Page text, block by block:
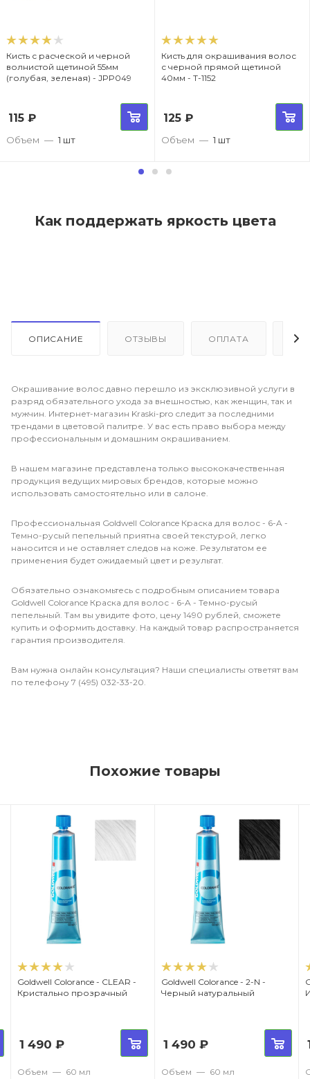
Кисть с расческой и черной
волнистой щетиной 55мм
(голубая, зеленая) - JPP049
115 ₽
Объем — 1 шт
Кисть для окрашивания волос
с черной прямой щетиной
40мм - T-1152
125₽
Объем — 1 шт
Как поддержать яркость цвета
ОПИСАНИЕ ОТЗЫВЫ ОПЛАТА
Окрашивание волос давно перешло из эксклюзивной услуги в
разряд обязательного ухода за внешностью, как женщин, так и
мужчин. Интернет-магазин Kraski-pro следит за последними
трендами в цветовой палитре. У вас есть право выбора между
профессиональным и домашним окрашиванием.
В нашем магазине представлена только высококачественная
продукция ведущих мировых брендов, которые можно
использовать самостоятельно или в салоне.
Профессиональная Goldwell Colorance Краска для волос - 6-A -
Темно-русый пепельный приятна своей текстурой, легко
наносится и не оставляет следов на коже. Результатом ее
применения будет ожидаемый цвет и результат.
Обязательно ознакомьтесь с подробным описанием товара
Goldwell Colorance Краска для волос - 6-A - Темно-русый
пепельный. Там вы увидите фото, цену 1490 рублей, сможете
купить и оформить доставку. На каждый товар распространяется
гарантия производителя.
Вам нужна онлайн консультация? Наши специалисты ответят вам
по телефону 7 (495) 032-33-20.
Похожие товары
Goldwell Colorance - СLEAR -
Кристально прозрачный
1 490 ₽
Объем — 60 мл
Goldwell Colorance - 2-N -
Черный натуральный
1 490 ₽
Объем — 60 мл